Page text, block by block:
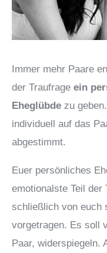
Immer mehr Paare
der Traufrage ein
Eheglübde zu
individuell auf das
abgestimmt.
Euer persönliches
emotionalste Teil der
schließlich von euch
vorgetragen. Es soll
Paar, widerspiegeln.